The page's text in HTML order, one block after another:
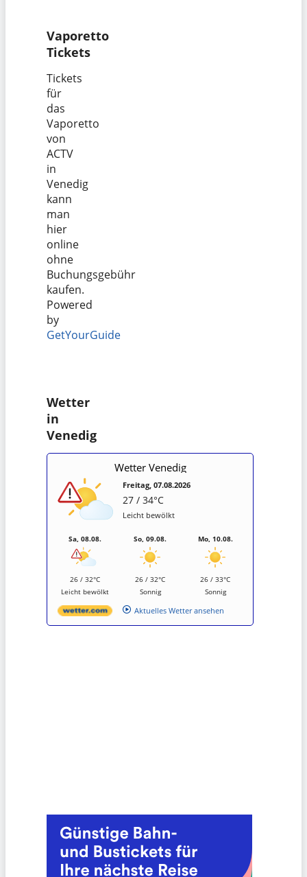
Vaporetto
Tickets
Tickets
für
das
Vaporetto
von
ACTV
in
Venedig
kann
man
hier
online
ohne
Buchungsgebühr
kaufen.
Powered
by
GetYourGuide
Wetter
in
Venedig
Wetter Venedig
Freitag, 07.08.2026
27 / 34°C
Leicht bewölkt
Sa, 08.08.
26 / 32°C
Leicht bewölkt
So, 09.08.
26 / 32°C
Sonnig
Mo, 10.08.
26 / 33°C
Sonnig
Aktuelles Wetter ansehen